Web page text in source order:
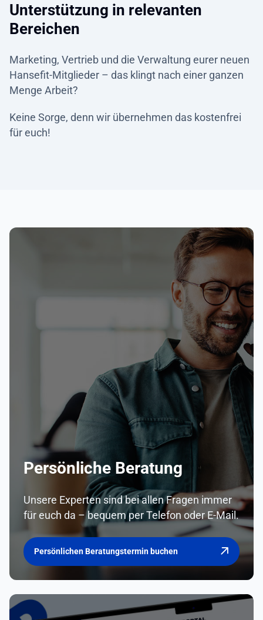
Unterstützung in relevanten
Bereichen
Marketing, Vertrieb und die Verwaltung eurer neuen
Hansefit-Mitglieder – das klingt nach einer ganzen
Menge Arbeit?
Keine Sorge, denn wir übernehmen das kostenfrei
für euch!
Persönliche Beratung
Unsere Experten sind bei allen Fragen immer
für euch da – bequem per Telefon oder E-Mail.
Persönlichen Beratungstermin buchen